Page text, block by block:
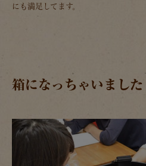
にも満足してます。
箱になっちゃいました